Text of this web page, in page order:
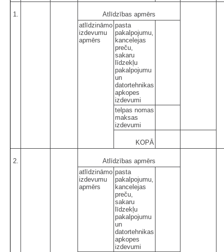
1.
Atlīdzības apmērs
atlīdzināmo
izdevumu
apmērs
pasta
pakalpojumu,
kancelejas
preču,
sakaru
līdzekļu
pakalpojumu
un
datortehnikas
apkopes
izdevumi
telpas nomas
maksas
izdevumi
KOPĀ
2.
Atlīdzības apmērs
atlīdzināmo
izdevumu
apmērs
pasta
pakalpojumu,
kancelejas
preču,
sakaru
līdzekļu
pakalpojumu
un
datortehnikas
apkopes
izdevumi